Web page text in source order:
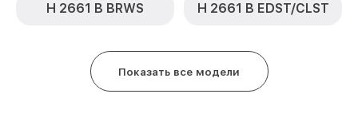
H 2661 B BRWS H 2661 B EDST/CLST
Показать все модели